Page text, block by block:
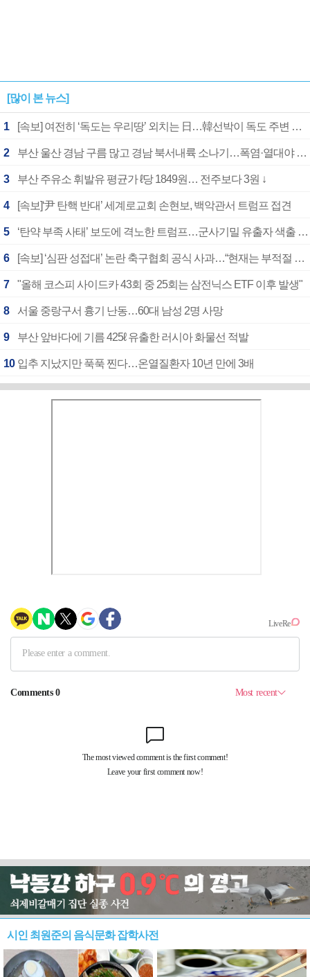
[많이 본 뉴스]
1 [속보] 여전히 ‘독도는 우리땅’ 외치는 日…韓선박이 독도 주변 해양조사 활동하자 반발
2 부산 울산 경남 구름 많고 경남 북서내륙 소나기…폭염·열대야 계속
3 부산 주유소 휘발유 평균가 ℓ당 1849원… 전주보다 3원 ↓
4 [속보]‘尹 탄핵 반대’ 세계로교회 손현보, 백악관서 트럼프 접견
5 ‘탄약 부족 사태’ 보도에 격노한 트럼프…군사기밀 유출자 색출 지시
6 [속보] ‘심판 성접대’ 논란 축구협회 공식 사과…“현재는 부적절 행위 없어”
7 "올해 코스피 사이드카 43회 중 25회는 삼전닉스 ETF 이후 발생"
8 서울 중랑구서 흉기 난동…60대 남성 2명 사망
9 부산 앞바다에 기름 425ℓ 유출한 러시아 화물선 적발
10 입추 지났지만 푹푹 찐다…온열질환자 10년 만에 3배
시인 최원준의 음식문화 잡학사전